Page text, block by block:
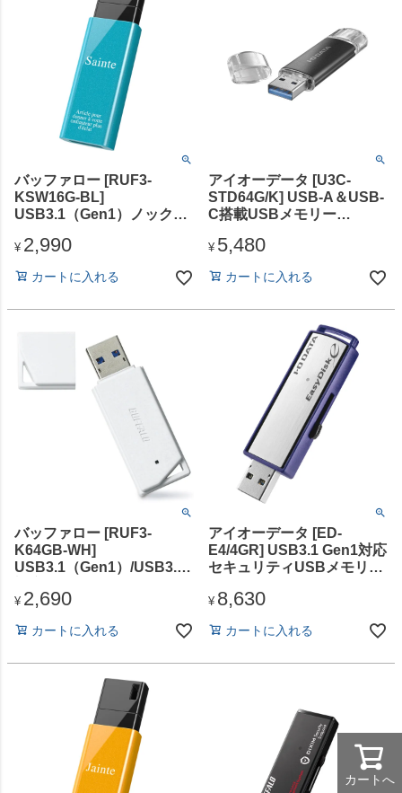
バッファロー [RUF3-
KSW16G-BL]
USB3.1（Gen1）ノックス
ブルー
¥ 2,990
カートに入れる
アイオーデータ [U3C-
STD64G/K] USB-A＆USB-
C搭載USBメモリー
ラック
¥ 5,480
カートに入れる
バッファロー [RUF3-
K64GB-WH]
USB3.1（Gen1）/USB3.0
ーモデル 64GB ホワイト
¥ 2,690
カートに入れる
アイオーデータ [ED-
E4/4GR] USB3.1 Gen1対応
セキュリティUSBメモリー
¥ 8,630
カートに入れる
カートへ